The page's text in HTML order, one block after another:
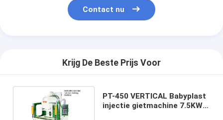
Contact nu
Krijg De Beste Prijs Voor
PT-450 VERTICAL Babyplast
injectie gietmachine 7.5KW